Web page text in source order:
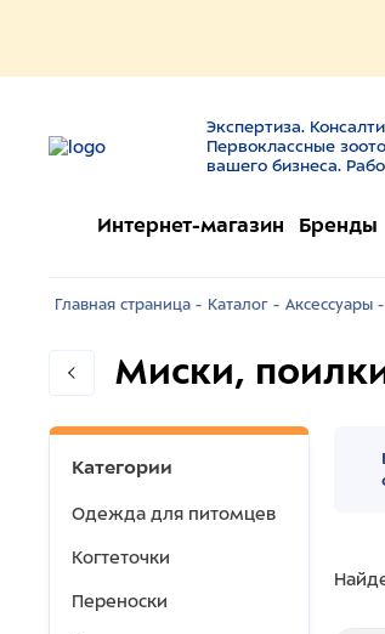
Экспертиза.
Первоклассные
вашего бизнеса.
Интернет-магазин Бренды
Главная страница - Каталог - Аксессуары -
Миски,
Категории
Одежда для питомцев
Когтеточки
Переноски